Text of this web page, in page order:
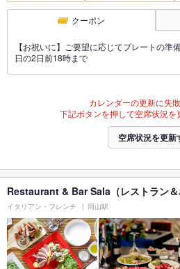
クーポン
【お祝いに】ご要望に応じてプレートの準
日の2日前18時まで
カレンダーの更新に失敗
下記ボタンを押して空席状況を
空席状況を更新
Restaurant & Bar Sala（レストラン
イタリアン・フレンチ 岡山駅